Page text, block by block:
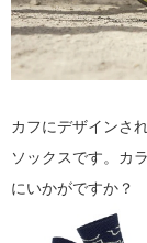
カフにデザインさ
ソックスです。カ
にいかがですか？